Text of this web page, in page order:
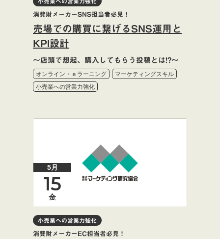
消費財メーカーSNS担当者必見！
売場での購買に繋げるSNS運用と
KPI設計
～店頭で想起、購入してもらう投稿とは!?～
オンライン・ｅラーニング
マーケティングスキル
小売業への営業力強化
5月
15
金
小売業への営業力強化
消費財メーカーEC担当者必見！